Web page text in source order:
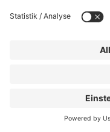
Frankfurt am Main
+49 (0) 69/60 50 47 99